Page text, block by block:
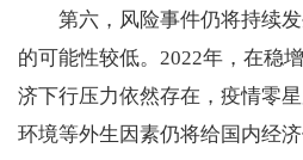
第六，风险事件仍将持续
的可能性较低。2022年，在稳
济下行压力依然存在，疫情零
环境等外生因素仍将给国内经